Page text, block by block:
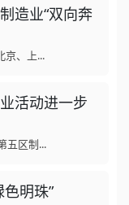
造业“双向奔
、上...
活动进一步
五区制...
明珠”